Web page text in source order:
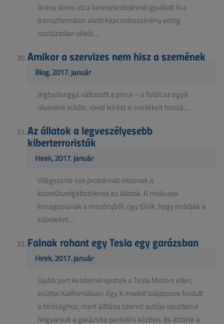
Arany János utca kereszteződésnél gyulladt ki a
transzformátor alatti kapcsolószekrény eddig
tisztázatlan okból....
Amikor a szervizes nem hisz a szemének
Blog, 2017. január
Jégbarlanggá változott a pince – a fotót az egyik
olvasónk küldte, rövid leírást is mellékelt hozzá....
Az állatok a legveszélyesebb
kiberterroristák
Hírek, 2017. január
Világszerte sok problémát okoznak a
közműszolgáltatóknak az állatok. A mókusok
kimagaslanak a mezőnyből, úgy tűnik, hogy imádják a
kábeleket....
Falnak rohant egy Tesla egy garázsban
Hírek, 2017. január
Újabb pert kezdeményeztek a Tesla Motors ellen,
ezúttal Kaliforniában. Egy X modell tulajdonos fordult
a bírósághoz, mert állítása szerint autója váratlanul
felgyorsult a garázsba parkolás közben, és áttörte a